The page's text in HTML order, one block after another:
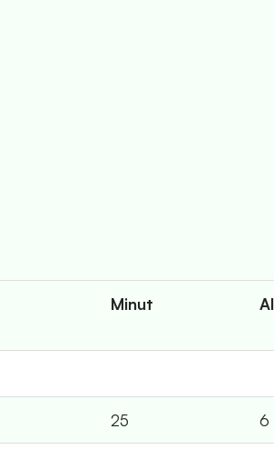
Minut
25 6